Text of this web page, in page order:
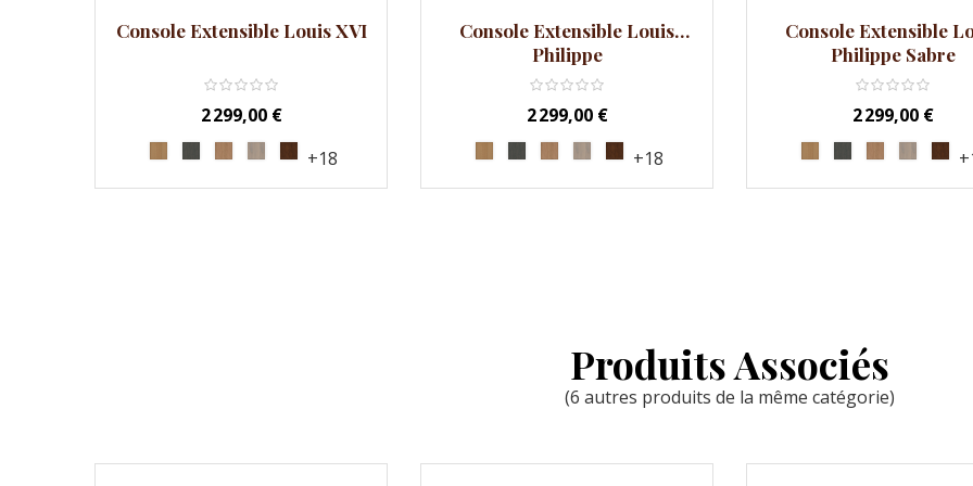
Console Extensible Louis XVI
Prix
2 299,00 €
+18
Console Extensible Louis
Philippe
Prix
2 299,00 €
+18
Console Extensible
Philippe Sabre
Prix
2 299,00 €
Produits Associés
(6 autres produits de la même catégorie)